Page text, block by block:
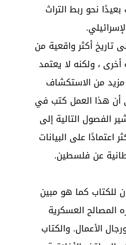
نحو ربط التراث
تاريخ أكثر واقعية من
، ولكنه لا يعتمد
من الاستكشاف
أن هذا العمل كتب في
تشير الفصول التالية إلى
اعتمادًا على البيانات
عن فلسطين.
للكتاب كما هو مبين
المصالح العسكرية
الأعمال. والكتاب